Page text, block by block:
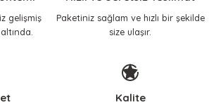
Sepete Ekle
27,7 x 22,4 cm Beyaz
gelişmiş
Paketiniz sağlam ve hızlı bir şekilde
size ulaşır.
Kalite